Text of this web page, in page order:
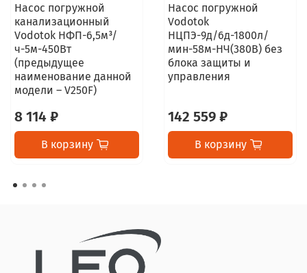
Насос погружной
канализационный
Vodotok НФП-6,5м³/
ч-5м-450Вт
(предыдущее
наименование данной
модели – V250F)
8 114 ₽
В корзину
Насос погружной
Vodotok
НЦПЭ-9д/6д-1800л/
мин-58м-НЧ(380B) без
блока защиты и
управления
142 559 ₽
В корзину